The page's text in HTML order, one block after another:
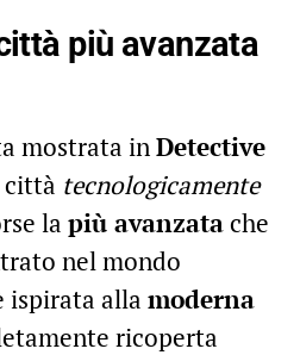
più avanzata
mostrata inDetective
tecnologicamente
la più avanzatache
nel mondo
ispirata alla moderna
ricoperta